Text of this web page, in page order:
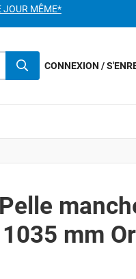
JOUR MÊME*
CONNEXION /
mm